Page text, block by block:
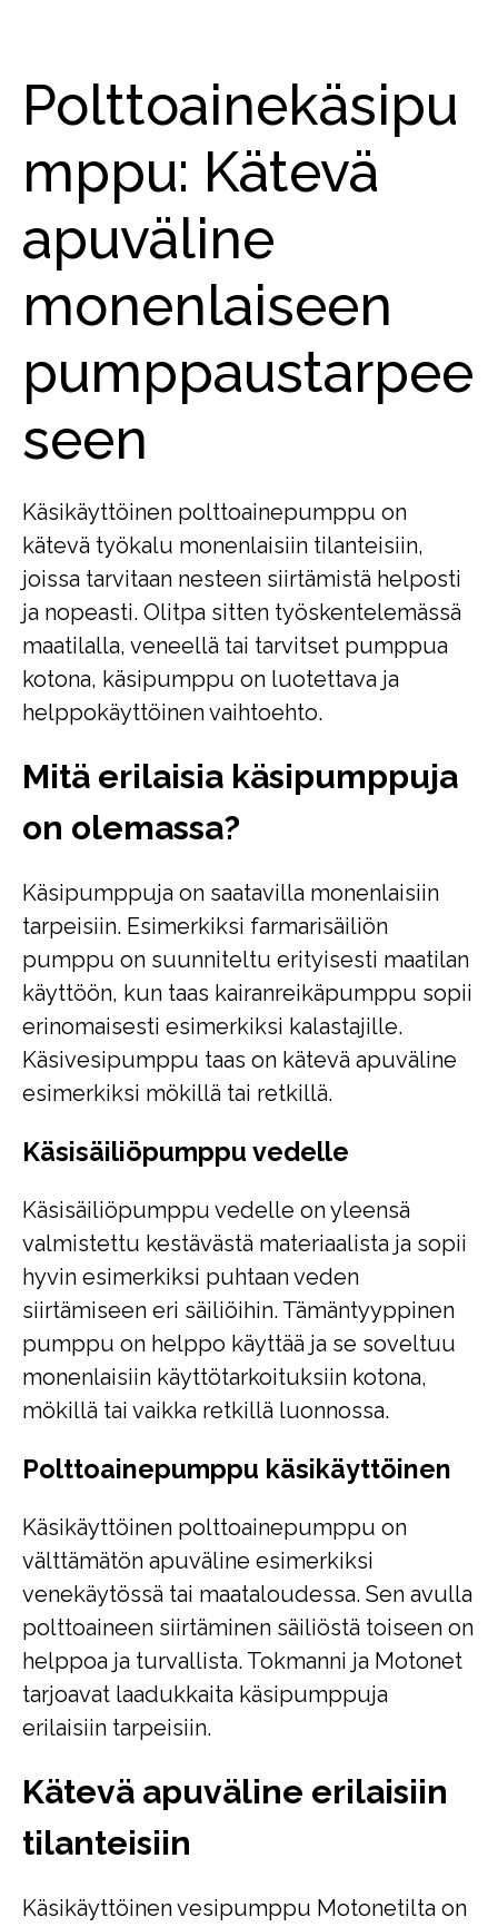
Polttoainekäsipu
mppu: Kätevä
apuväline
monenlaiseen
pumppaustarpee
seen
Käsikäyttöinen polttoainepumppu on
kätevä työkalu monenlaisiin tilanteisiin,
joissa tarvitaan nesteen siirtämistä helposti
ja nopeasti. Olitpa sitten työskentelemässä
maatilalla, veneellä tai tarvitset pumppua
kotona, käsipumppu on luotettava ja
helppokäyttöinen vaihtoehto.
Mitä erilaisia käsipumppuja
on olemassa?
Käsipumppuja on saatavilla monenlaisiin
tarpeisiin. Esimerkiksi farmarisäiliön
pumppu on suunniteltu erityisesti maatilan
käyttöön, kun taas kairanreikäpumppu sopii
erinomaisesti esimerkiksi kalastajille.
Käsivesipumppu taas on kätevä apuväline
esimerkiksi mökillä tai retkillä.
Käsisäiliöpumppu vedelle
Käsisäiliöpumppu vedelle on yleensä
valmistettu kestävästä materiaalista ja sopii
hyvin esimerkiksi puhtaan veden
siirtämiseen eri säiliöihin. Tämäntyyppinen
pumppu on helppo käyttää ja se soveltuu
monenlaisiin käyttötarkoituksiin kotona,
mökillä tai vaikka retkillä luonnossa.
Polttoainepumppu käsikäyttöinen
Käsikäyttöinen polttoainepumppu on
välttämätön apuväline esimerkiksi
venekäytössä tai maataloudessa. Sen avulla
polttoaineen siirtäminen säiliöstä toiseen on
helppoa ja turvallista. Tokmanni ja Motonet
tarjoavat laadukkaita käsipumppuja
erilaisiin tarpeisiin.
Kätevä apuväline erilaisiin
tilanteisiin
Käsikäyttöinen vesipumppu Motonetilta on